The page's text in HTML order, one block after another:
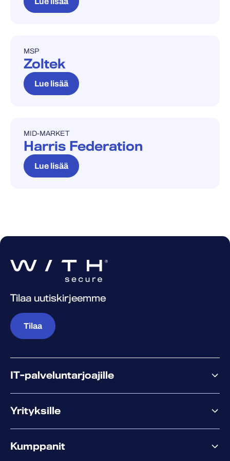
REFERENSSITARINA
MSP
Zoltek
Lue lisää
REFERENSSITARINA
MID-MARKET
Harris Federation
Lue lisää
Tilaa uutiskirjeemme
Tilaa
IT-palveluntarjoajille
Yrityksille
XM
Kumppanit